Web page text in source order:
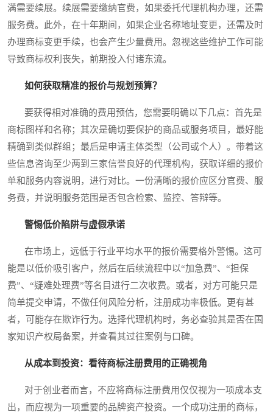
满需要续展。续展需要缴纳官费，如果委托代理机构办理，还需
服务费。此外，在十年期间，如果企业名称地址变更，还需及时
办理商标变更手续，也会产生少量费用。忽视这些维护工作可能
导致商标权利丧失，前期投入付诸东流。
如何获取精准的报价与规划预算？
要获得相对准确的费用预估，您需要明确以下几点：首先是
商标图样和名称；其次是确切要保护的商品或服务项目，最好能
精确到类似群组；最后是申请主体类型（公司或个人）。带着这
些信息咨询至少两到三家信誉良好的代理机构，获取详细的报价
单和服务内容说明，进行对比。一份清晰的报价应区分官费、服
务费，并说明服务范围是否包含检索、监控、答辩等。
警惕低价陷阱与虚假承诺
在市场上，远低于行业平均水平的报价需要格外警惕。这可
能是以低价吸引客户，然后在后续流程中以“加急费”、“担保
费”、“疑难处理费”等名目进行二次收费。或者，对方可能只是
简单提交申请，不做任何风险分析，注册成功率极低。更有甚
者，可能存在欺诈行为。选择代理机构时，务必查验其是否在国
家知识产权局备案，并查看其过往案例与口碑。
从成本到投资：看待商标注册费用的正确视角
对于创业者而言，不应将商标注册费用仅仅视为一项成本支
出，而应视为一项重要的品牌资产投资。一个成功注册的商标，